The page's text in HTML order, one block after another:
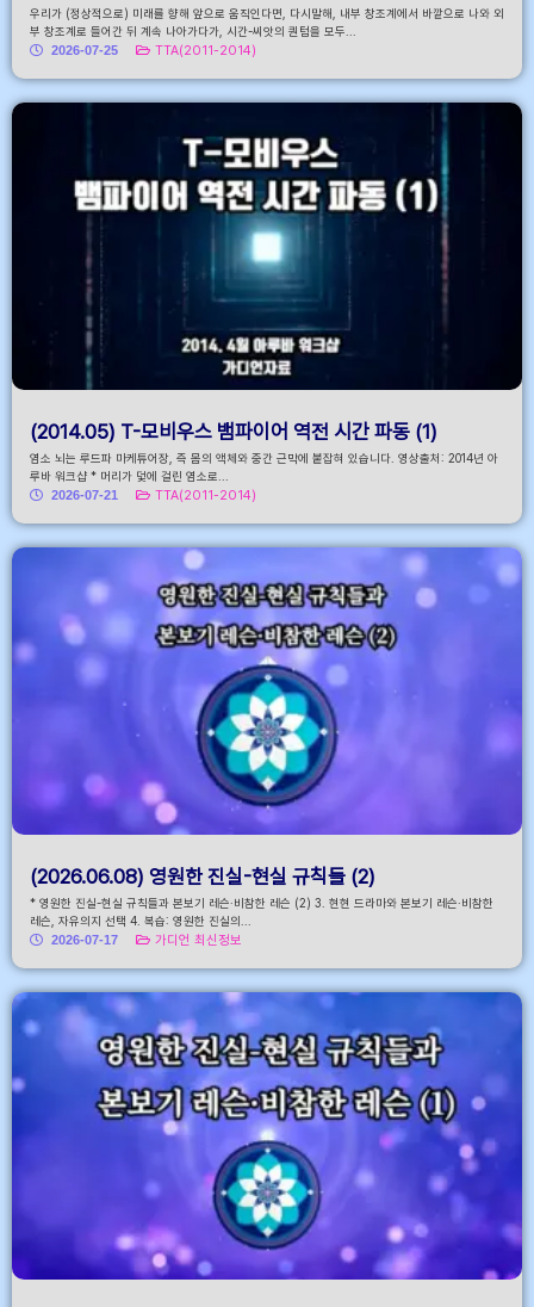
우리가 (정상적으로) 미래를 향해 앞으로 움직인다면, 다시말해, 내부 창조계에서 바깥으로 나와 외
부 창조계로 들어간 뒤 계속 나아가다가, 시간-씨앗의 퀀텀을 모두...
2026-07-25
TTA(2011-2014)
(2014.05) T-모비우스 뱀파이어 역전 시간 파동 (1)
염소 뇌는 루드파 마케튜어장, 즉 몸의 액체와 중간 근막에 붙잡혀 있습니다. 영상출처: 2014년 아
루바 워크샵 * 머리가 덫에 걸린 염소로...
2026-07-21
TTA(2011-2014)
(2026.06.08) 영원한 진실-현실 규칙들 (2)
* 영원한 진실-현실 규칙들과 본보기 레슨·비참한 레슨 (2) 3. 현현 드라마와 본보기 레슨·비참한
레슨, 자유의지 선택 4. 복습: 영원한 진실의...
2026-07-17
가디언 최신정보